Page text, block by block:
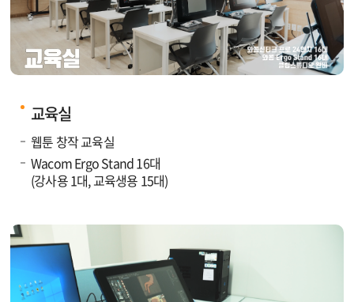
교육실
웹툰 창작 교육실
Wacom Ergo Stand 16대
(강사용 1대, 교육생용 15대)